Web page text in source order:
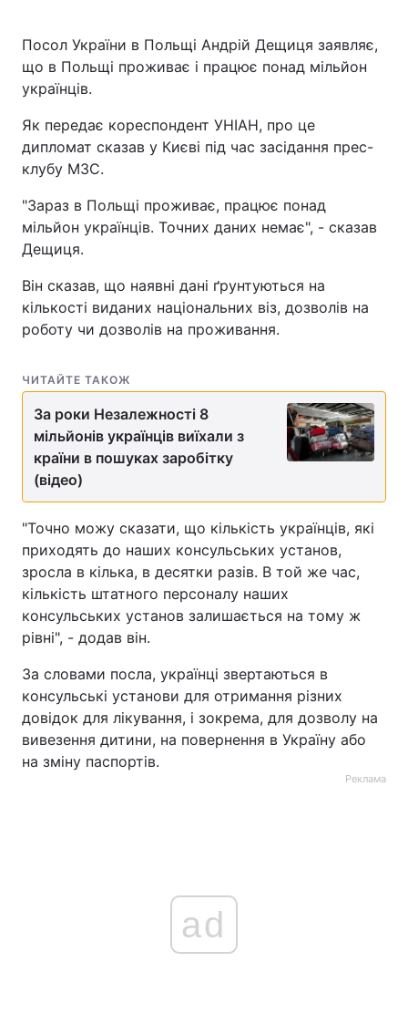
Посол України в Польщі Андрій Дещиця заявляє,
що в Польщі проживає і працює понад мільйон
українців.
Як передає кореспондент УНІАН, про це
дипломат сказав у Києві під час засідання прес-
клубу МЗС.
"Зараз в Польщі проживає, працює понад
мільйон українців. Точних даних немає", - сказав
Дещиця.
Він сказав, що наявні дані ґрунтуються на
кількості виданих національних віз, дозволів на
роботу чи дозволів на проживання.
ЧИТАЙТЕ ТАКОЖ
За роки Незалежності 8
мільйонів українців виїхали з
країни в пошуках заробітку
(відео)
"Точно можу сказати, що кількість українців, які
приходять до наших консульських установ,
зросла в кілька, в десятки разів. В той же час,
кількість штатного персоналу наших
консульських установ залишається на тому ж
рівні", - додав він.
За словами посла, українці звертаються в
консульські установи для отримання різних
довідок для лікування, і зокрема, для дозволу на
вивезення дитини, на повернення в Україну або
на зміну паспортів.
Реклама
ad